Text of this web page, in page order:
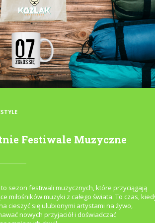
Festiwale Muzyczne
sezon festiwali muzycznych, które przyciągają
miłośników muzyki z całego świata. To czas,
cieszyć się ulubionymi artystami na żywo,
nowych przyjaciół i doświadczać